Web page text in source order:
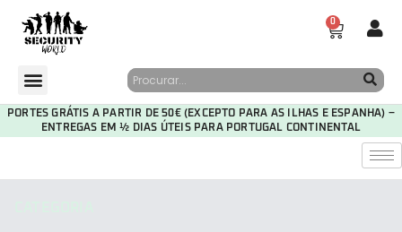
0
PORTES GRÁTIS A PARTIR DE 50€ (EXCEPTO PARA AS ILHAS E ESPANHA) –
ENTREGAS EM ½ DIAS ÚTEIS PARA PORTUGAL CONTINENTAL